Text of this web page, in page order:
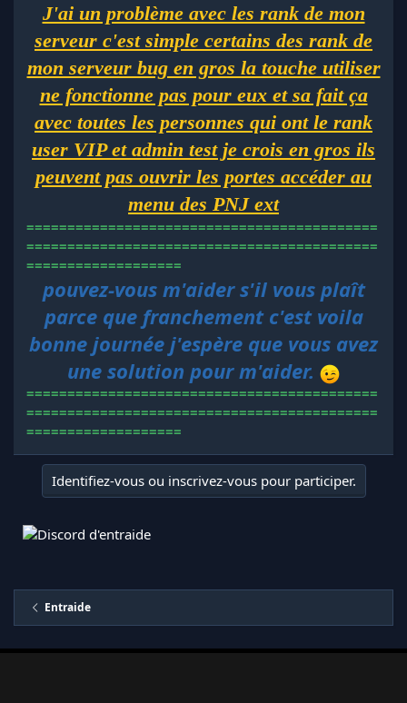
i
o
n
J'ai un problème avec les rank de mon
serveur c'est simple certains des rank de
mon serveur bug en gros la touche utiliser
ne fonctionne pas pour eux et sa fait ça
avec toutes les personnes qui ont le rank
user VIP et admin test je crois en gros ils
peuvent pas ouvrir les portes accéder au
menu des PNJ ext
===========================================
===========================================
===================
pouvez-vous m'aider s'il vous plaît
parce que franchement c'est voila
bonne journée j'espère que vous avez
une solution pour m'aider.
===========================================
===========================================
===================
Identifiez-vous ou inscrivez-vous pour participer.
Entraide